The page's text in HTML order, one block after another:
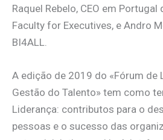
Raquel Rebelo, CEO em
Faculty for Executives, e Andro
BI4ALL.
A edição de 2019 do «Fórum de
Gestão do Talento» tem como
Liderança: contributos para o
pessoas e o sucesso das